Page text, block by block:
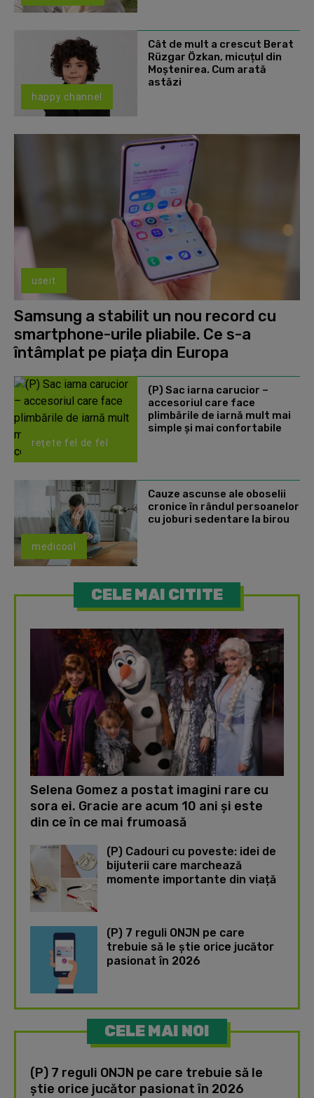
happy channel
Cât de mult a crescut Berat
Rüzgar Özkan, micuțul din
Moștenirea. Cum arată
astăzi
useit
Samsung a stabilit un nou record cu
smartphone-urile pliabile. Ce s-a
întâmplat pe piața din Europa
rețete fel de fel
(P) Sac iarna carucior –
accesoriul care face
plimbările de iarnă mult mai
simple și mai confortabile
medicool
Cauze ascunse ale oboselii
cronice în rândul persoanelor
cu joburi sedentare la birou
CELE MAI CITITE
Selena Gomez a postat imagini rare cu
sora ei. Gracie are acum 10 ani și este
din ce în ce mai frumoasă
(P) Cadouri cu poveste: idei de
bijuterii care marchează
momente importante din viață
(P) 7 reguli ONJN pe care
trebuie să le știe orice jucător
pasionat în 2026
CELE MAI NOI
(P) 7 reguli ONJN pe care trebuie să le
știe orice jucător pasionat în 2026